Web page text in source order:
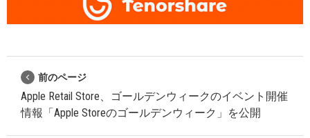
前のページ
Apple Retail Store、ゴールデンウィークのイベント開催
情報「Apple Storeのゴールデンウィーク」を公開